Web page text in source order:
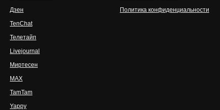
Дзен
TenChat
Телетайп
Livejournal
Миртесен
MAX
TamTam
Yappy
Политика конфиденциальности